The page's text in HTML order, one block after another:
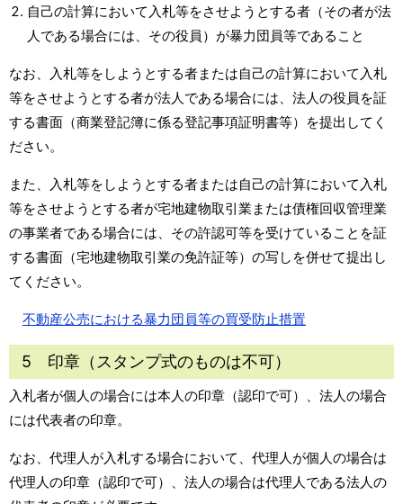
自己の計算において入札等をさせようとする者（その者が法
人である場合には、その役員）が暴力団員等であること
なお、入札等をしようとする者または自己の計算において入札
等をさせようとする者が法人である場合には、法人の役員を証
する書面（商業登記簿に係る登記事項証明書等）を提出してく
ださい。
また、入札等をしようとする者または自己の計算において入札
等をさせようとする者が宅地建物取引業または債権回収管理業
の事業者である場合には、その許認可等を受けていることを証
する書面（宅地建物取引業の免許証等）の写しを併せて提出し
てください。
不動産公売における暴力団員等の買受防止措置
5 印章（スタンプ式のものは不可）
入札者が個人の場合には本人の印章（認印で可）、法人の場合
には代表者の印章。
なお、代理人が入札する場合において、代理人が個人の場合は
代理人の印章（認印で可）、法人の場合は代理人である法人の